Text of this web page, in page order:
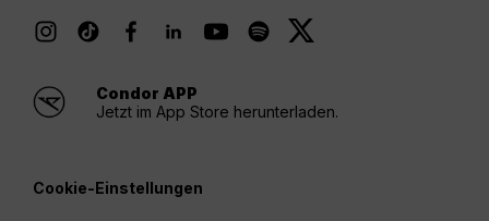
Condor APP
Jetzt im App Store herunterladen.
Cookie-Einstellungen